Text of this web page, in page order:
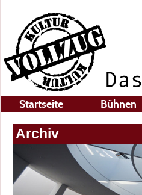
Startseite Bühnen
Archiv